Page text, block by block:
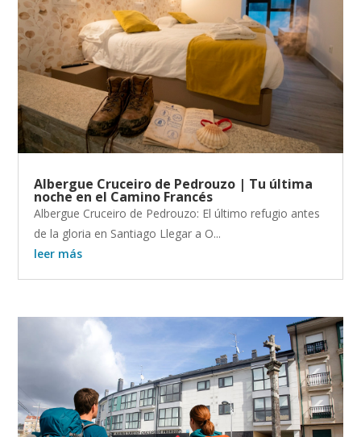
Albergue Cruceiro de Pedrouzo | Tu última
noche en el Camino Francés
Albergue Cruceiro de Pedrouzo: El último refugio antes
de la gloria en Santiago Llegar a O...
leer más